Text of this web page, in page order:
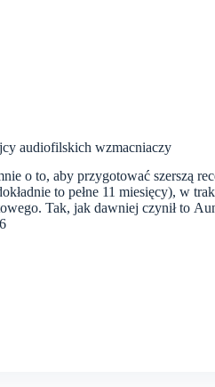
audiofilskich wzmacniaczy
o to, aby przygotować szerszą
to pełne 11 miesięcy), w
Tak, jak dawniej czynił to
6